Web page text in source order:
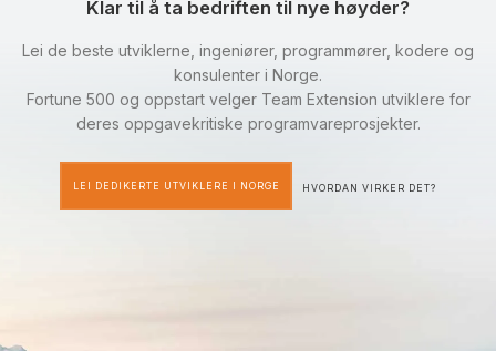
Klar til å ta bedriften til nye høyder?
Lei de beste utviklerne, ingeniører, programmører, kodere og
konsulenter i Norge.
Fortune 500 og oppstart velger Team Extension utviklere for
deres oppgavekritiske programvareprosjekter.
LEI DEDIKERTE UTVIKLERE I NORGE HVORDAN VIRKER DET?